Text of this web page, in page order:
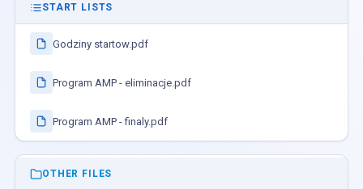
START LISTS
Godziny startow.pdf
Program AMP - eliminacje.pdf
Program AMP - finaly.pdf
OTHER FILES